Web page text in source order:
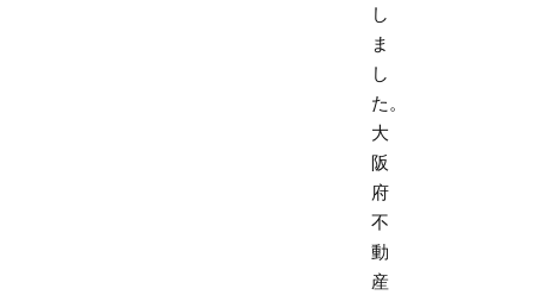
し
ま
し
た。
大
阪
府
不
動
産